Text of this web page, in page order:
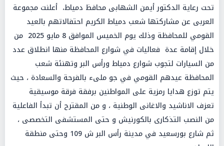
تحت رعاية الدكتور أيمن الشهابى محافظ دمياط، أعلنت مجموعة
العربى عن مشاركتها شعب دمياط الكريم احتفالاتهم بالعيد
القومي للمحافظة وذلك يوم الخميس الموافق 8 مايو 2025 من
خلال إقامة عدة فعاليات في شوارع المحافظة منها انطلاق عدد
من السيارات لتجوب شوارع دمياط ورأس البر وتهنئة شعب
المحافظة عيدهم القومي في جو ملىء بالفرحة والسعادة ، حيث
يتم توزع هدايا رمزية على المواطنين برفقة فرقة موسيقية
تعزف الاناشيد والاغانى الوطنية ، و من المقترح أن تبدأ الفاعلية
من النصب التذكارى بالكورنيش و حتى المستشفى التخصصى ،
ثم شارع بورسعيد في مدينة رأس البر ش 109 وحتى منطقة